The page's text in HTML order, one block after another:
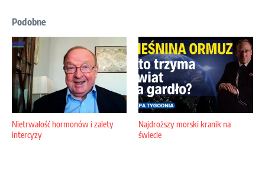
Podobne
Nietrwałość hormonów i zalety
intercyzy
Najdroższy morski kranik na
świecie